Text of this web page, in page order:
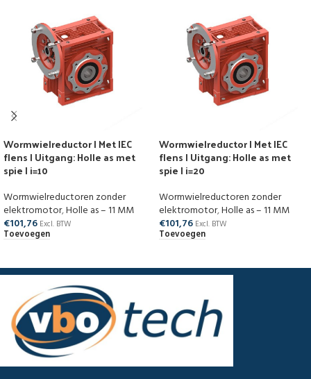
Wormwielreductor | Met IEC
flens | Uitgang: Holle as met
spie | i=10
Wormwielreductoren zonder
elektromotor,Holle as – 11 MM
€101,76 Excl. BTW
Toevoegen
Wormwielreductor | Met IEC
flens | Uitgang: Holle as met
spie | i=20
Wormwielreductoren zonder
elektromotor,Holle as – 11 MM
€101,76 Excl. BTW
Toevoegen